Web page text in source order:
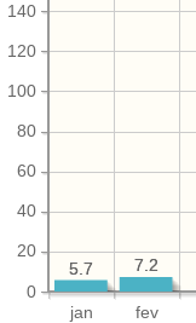
jan fev
0
20
40
60
80
100
120
140
7.2
5.7 7.2
5.7